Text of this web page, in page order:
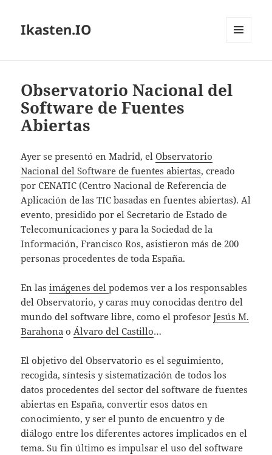
Ikasten.IO
Observatorio Nacional del
Software de Fuentes
Abiertas
Ayer se presentó en Madrid, elObservatorio
Nacional del Software de fuentes abiertas, creado
por CENATIC (Centro Nacional de Referencia de
Aplicación de las TIC basadas en fuentes abiertas). Al
evento, presidido por el Secretario de Estado de
Telecomunicaciones y para la Sociedad de la
Información, Francisco Ros, asistieron más de 200
personas procedentes de toda España.
En lasimágenes delpodemos ver a los responsables
del Observatorio, y caras muy conocidas dentro del
mundo del software libre, como el profesorJesús M.
Barahona oÁlvaro del Castillo…
El objetivo del Observatorio es el seguimiento,
recogida, síntesis y sistematización de todos los
datos procedentes del sector del software de fuentes
abiertas en España, convertir esos datos en
conocimiento, y ser el punto de encuentro y de
diálogo entre los diferentes actores implicados en el
tema. Su fin último es impulsar el uso del software